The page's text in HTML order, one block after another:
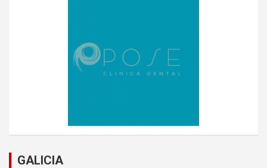
GALICIA